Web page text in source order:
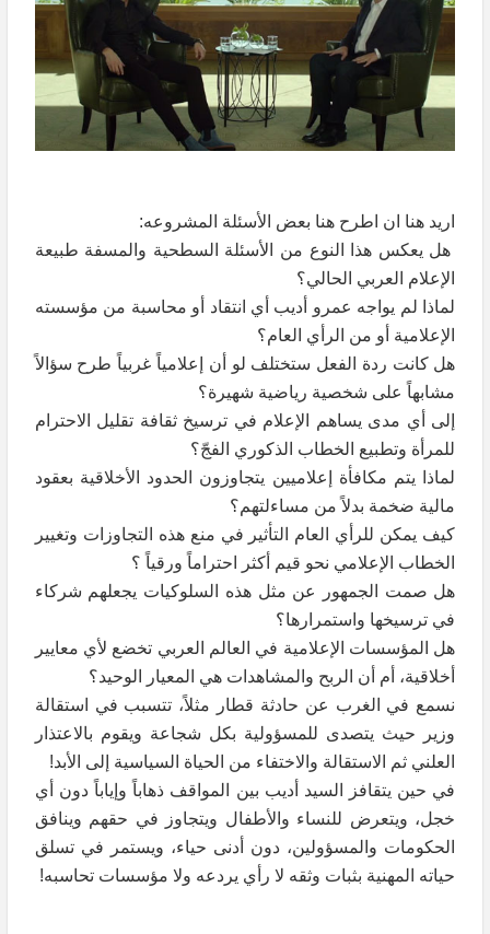
اريد هنا ان اطرح هنا بعض الأسئلة المشروعه:
هل يعكس هذا النوع من الأسئلة السطحية والمسفة طبيعة
الإعلام العربي الحالي؟
لماذا لم يواجه عمرو أديب أي انتقاد أو محاسبة من مؤسسته
الإعلامية أو من الرأي العام؟
هل كانت ردة الفعل ستختلف لو أن إعلامياً غربياً طرح سؤالاً
مشابهاً على شخصية رياضية شهيرة؟
إلى أي مدى يساهم الإعلام في ترسيخ ثقافة تقليل الاحترام
للمرأة وتطبيع الخطاب الذكوري الفجّ؟
لماذا يتم مكافأة إعلاميين يتجاوزون الحدود الأخلاقية بعقود
مالية ضخمة بدلاً من مساءلتهم؟
كيف يمكن للرأي العام التأثير في منع هذه التجاوزات وتغيير
الخطاب الإعلامي نحو قيم أكثر احتراماً ورقياً ؟
هل صمت الجمهور عن مثل هذه السلوكيات يجعلهم شركاء
في ترسيخها واستمرارها؟
هل المؤسسات الإعلامية في العالم العربي تخضع لأي معايير
أخلاقية، أم أن الربح والمشاهدات هي المعيار الوحيد؟
نسمع في الغرب عن حادثة قطار مثلاً، تتسبب في استقالة
وزير حيث يتصدى للمسؤولية بكل شجاعة ويقوم بالاعتذار
العلني ثم الاستقالة والاختفاء من الحياة السياسية إلى الأبد!
في حين يتقافز السيد أديب بين المواقف ذهاباً وإياباً دون أي
خجل، ويتعرض للنساء والأطفال ويتجاوز في حقهم وينافق
الحكومات والمسؤولين، دون أدنى حياء، ويستمر في تسلق
حياته المهنية بثبات وثقه لا رأي يردعه ولا مؤسسات تحاسبه!